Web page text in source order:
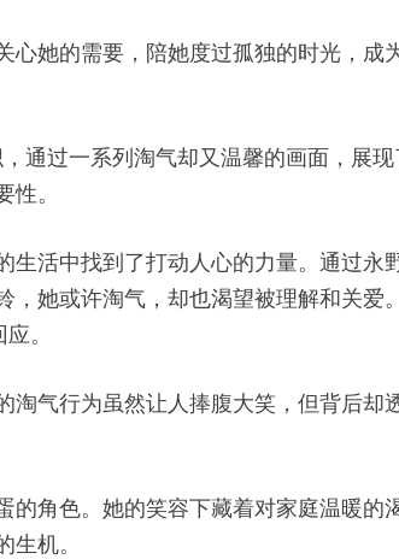
她的需要，陪她度过孤独的时光，
通过一系列淘气却又温馨的画面，展
。
活中找到了打动人心的力量。通过
她或许淘气，却也渴望被理解和关爱
。
气行为虽然让人捧腹大笑，但背后
角色。她的笑容下藏着对家庭温暖
机。